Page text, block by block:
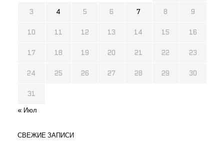
3 4 5 6 7 8 9
10 11 12 13 14 15 16
17 18 19 20 21 22 23
24 25 26 27 28 29 30
31
« Июл
СВЕЖИЕ ЗАПИСИ